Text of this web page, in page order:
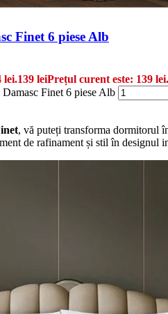
Finet 6 piese Alb
lei.139 leiPrețul curent este: 139 lei.
Finet 6 piese Alb
, vă puteți transforma dormitorul
de rafinament și stil în designul